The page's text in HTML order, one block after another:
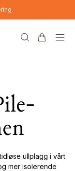
ullplagg i vårt
mer isolerende